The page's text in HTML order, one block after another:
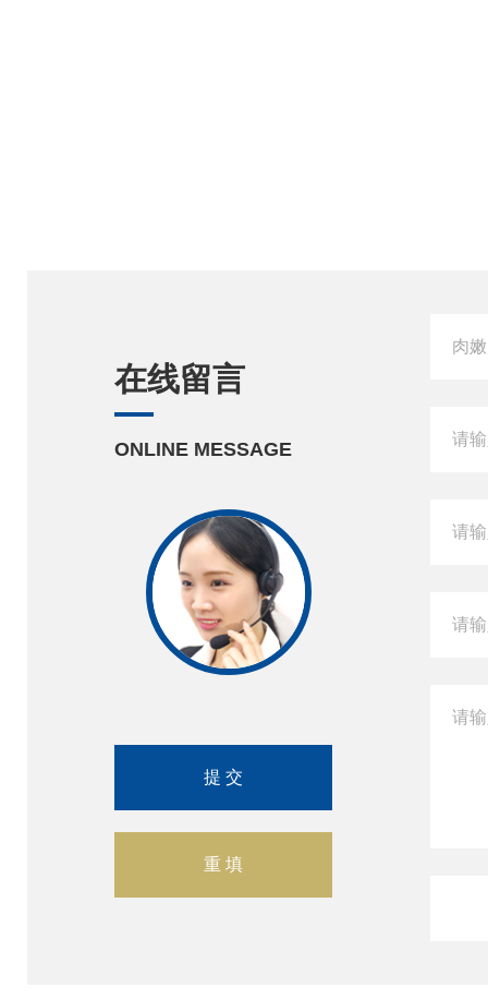
在线留言
ONLINE MESSAGE